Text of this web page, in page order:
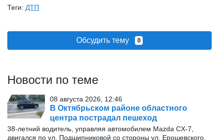
Теги: ДТП
Обсудить тему 0
Новости по теме
08 августа 2026, 12:46
В Октябрьском районе областного
центра пострадал пешеход
38-летний водитель, управляя автомобилем Mazda CX-7,
двигался по ул. Подшипниковой со стороны ул. Ерошевского.